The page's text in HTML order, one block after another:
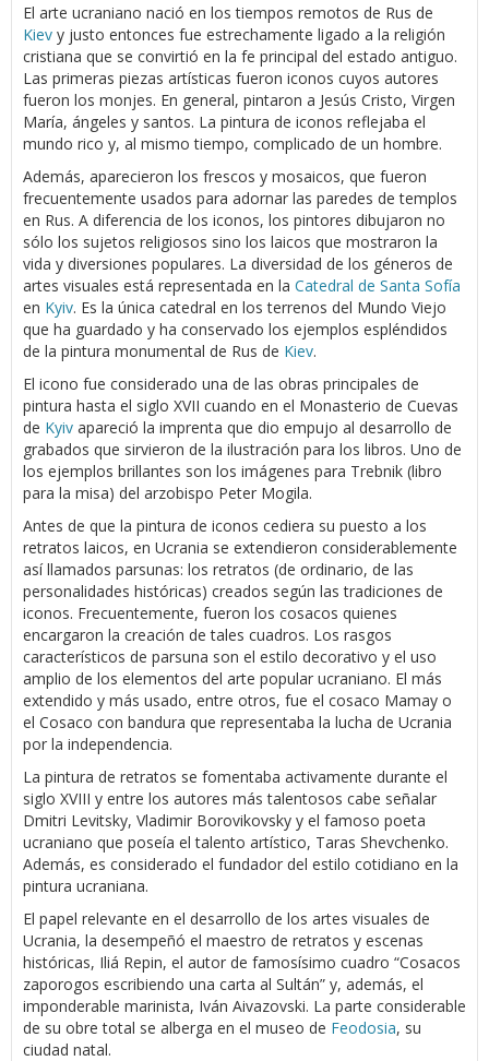
El arte ucraniano nació en los tiempos remotos de Rus de
Kiev y justo entonces fue estrechamente ligado a la religión
cristiana que se convirtió en la fe principal del estado antiguo.
Las primeras piezas artísticas fueron iconos cuyos autores
fueron los monjes. En general, pintaron a Jesús Cristo, Virgen
María, ángeles y santos. La pintura de iconos reflejaba el
mundo rico y, al mismo tiempo, complicado de un hombre.
Además, aparecieron los frescos y mosaicos, que fueron
frecuentemente usados para adornar las paredes de templos
en Rus. A diferencia de los iconos, los pintores dibujaron no
sólo los sujetos religiosos sino los laicos que mostraron la
vida y diversiones populares. La diversidad de los géneros de
artes visuales está representada en la Catedral de Santa Sofía
en Kyiv. Es la única catedral en los terrenos del Mundo Viejo
que ha guardado y ha conservado los ejemplos espléndidos
de la pintura monumental de Rus de Kiev.
El icono fue considerado una de las obras principales de
pintura hasta el siglo XVII cuando en el Monasterio de Cuevas
de Kyiv apareció la imprenta que dio empujo al desarrollo de
grabados que sirvieron de la ilustración para los libros. Uno de
los ejemplos brillantes son los imágenes para Trebnik (libro
para la misa) del arzobispo Peter Mogila.
Antes de que la pintura de iconos cediera su puesto a los
retratos laicos, en Ucrania se extendieron considerablemente
así llamados parsunas: los retratos (de ordinario, de las
personalidades históricas) creados según las tradiciones de
iconos. Frecuentemente, fueron los cosacos quienes
encargaron la creación de tales cuadros. Los rasgos
característicos de parsuna son el estilo decorativo y el uso
amplio de los elementos del arte popular ucraniano. El más
extendido y más usado, entre otros, fue el cosaco Mamay o
el Cosaco con bandura que representaba la lucha de Ucrania
por la independencia.
La pintura de retratos se fomentaba activamente durante el
siglo XVIII y entre los autores más talentosos cabe señalar
Dmitri Levitsky, Vladimir Borovikovsky y el famoso poeta
ucraniano que poseía el talento artístico, Taras Shevchenko.
Además, es considerado el fundador del estilo cotidiano en la
pintura ucraniana.
El papel relevante en el desarrollo de los artes visuales de
Ucrania, la desempeñó el maestro de retratos y escenas
históricas, Iliá Repin, el autor de famosísimo cuadro “Cosacos
zaporogos escribiendo una carta al Sultán” y, además, el
imponderable marinista, Iván Aivazovski. La parte considerable
de su obre total se alberga en el museo de Feodosia, su
ciudad natal.